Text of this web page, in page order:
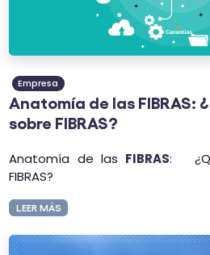
Empresa
Anatomía de las FIBRAS:
sobre FIBRAS?
Anatomía de las FIBRAS:
FIBRAS?
LEER MÁS